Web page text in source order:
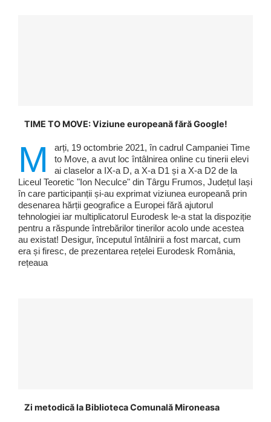
TIME TO MOVE: Viziune europeană fără Google!
M
arți, 19 octombrie 2021, în cadrul Campaniei Time
to Move, a avut loc întâlnirea online cu tinerii elevi
ai claselor a IX-a D, a X-a D1 și a X-a D2 de la
Liceul Teoretic "Ion Neculce" din Târgu Frumos, Județul Iași
în care participanții și-au exprimat viziunea europeană prin
desenarea hărții geografice a Europei fără ajutorul
tehnologiei iar multiplicatorul Eurodesk le-a stat la dispoziție
pentru a răspunde întrebărilor tinerilor acolo unde acestea
au existat! Desigur, începutul întâlnirii a fost marcat, cum
era și firesc, de prezentarea rețelei Eurodesk România,
rețeaua
Zi metodică la Biblioteca Comunală Mironeasa